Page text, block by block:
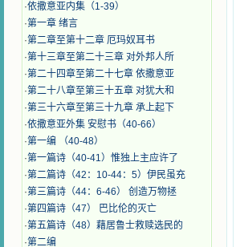
·​依撒意亚内集（1-39）
·第一章 绪言
·第二章至第十二章 厄玛奴耳书
·第十三章至第二十三章 对外邦人所
·第二十四章至第二十七章 依撒意亚
·第二十八章至第三十五章 对犹大和
·第三十六章至第三十九章 承上起下
·依撒意亚外集 安慰书（40-66）
·第一编 （40-48）
·第一篇诗（40-41）惟独上主应许了
·第二篇诗（42：10-44：5）伊民虽充
·第三篇诗（44：6-46） 创造万物拯
·第四篇诗（47） 巴比伦的灭亡
·第五篇诗（48）藉居鲁士救赎选民的
·第二编